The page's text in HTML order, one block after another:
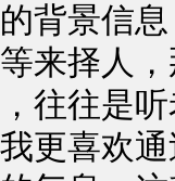
背景信
来择人
往往是
更喜欢